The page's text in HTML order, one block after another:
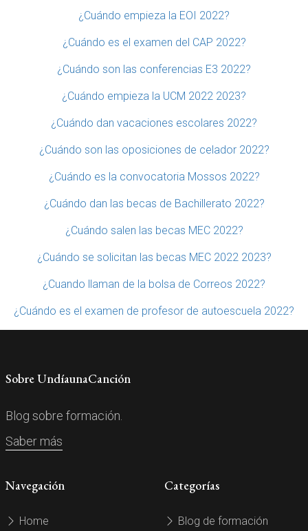
¿Cuándo empieza la EOI 2022?
¿Cuándo es el examen del CAP 2022?
¿Cuándo son las conferencias E3 2022?
¿Cuándo empieza la UCM 2022 2023?
¿Cuándo dan vacaciones escolares 2022?
¿Cuándo son las oposiciones de celador 2022?
¿Cuándo es la convocatoria Mossos 2022?
¿Cuándo dan las becas de Bachillerato 2022?
¿Cuándo salen las becas MEC 2022?
¿Cuándo se solicitan las becas MEC 2022 2023?
¿Cuando llaman de la bolsa de Correos 2022?
¿Cuándo es el examen de profesor de autoescuela 2022?
Sobre UndíaunaCanción
Blog sobre formación.
Saber más
Navegación
Home
Categorías
Blog de formación